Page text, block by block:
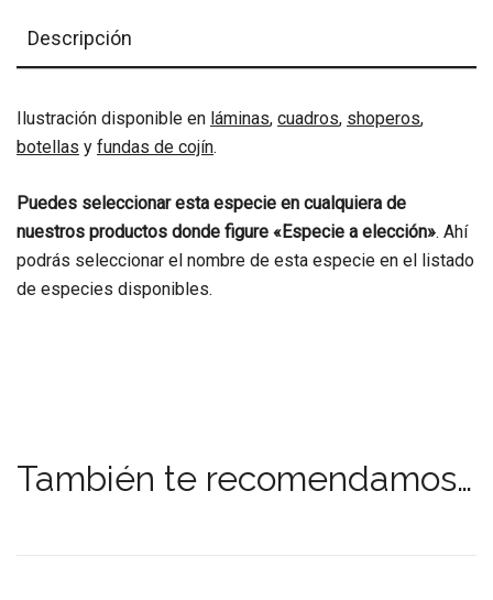
Descripción
Ilustración disponible en láminas, cuadros, shoperos,
botellas y fundas de cojín.
Puedes seleccionar esta especie en cualquiera de
nuestros productos donde figure «Especie a elección». Ahí
podrás seleccionar el nombre de esta especie en el listado
de especies disponibles.
También te recomendamos…